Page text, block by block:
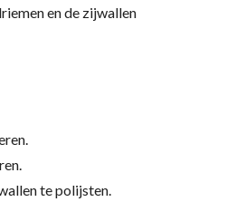
en de zijwallen
te polijsten.